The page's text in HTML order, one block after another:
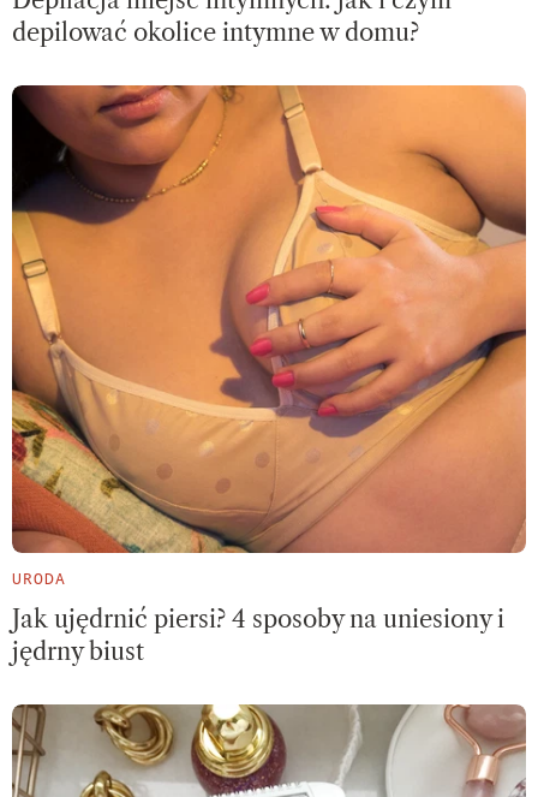
depilować okolice intymne w domu?
URODA
Jak ujędrnić piersi? 4 sposoby na uniesiony i
jędrny biust